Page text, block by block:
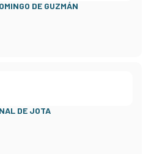
DE GUZMÁN
DE JOTA